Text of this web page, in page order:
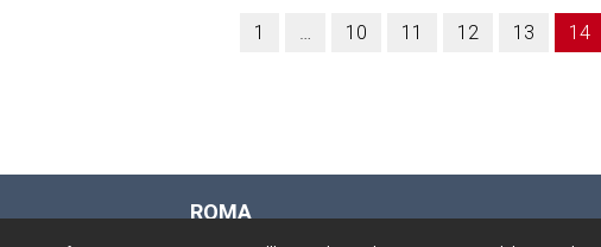
1 … 10 11 12 13 14
ROMA